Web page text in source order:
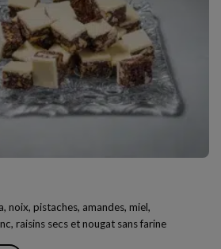
noix, pistaches, amandes, miel,
raisins secs et nougat sans farine